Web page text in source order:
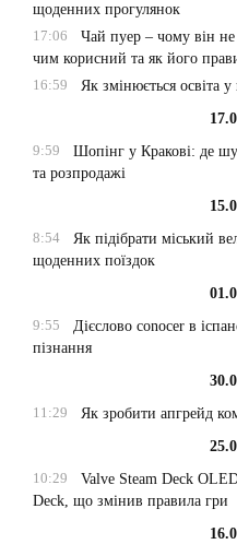
щоденних прогулянок
17:06
Чай пуер – чому він
чим корисний та як його
16:59
Як змінюється освіта у
9:59
Шопінг у Кракові: де
та розпродажі
8:54
Як підібрати міський
щоденних поїздок
9:55
Дієслово conocer в
пізнання
11:29
Як зробити апгрейд
10:29
Valve Steam Deck
Deck, що змінив правила гри